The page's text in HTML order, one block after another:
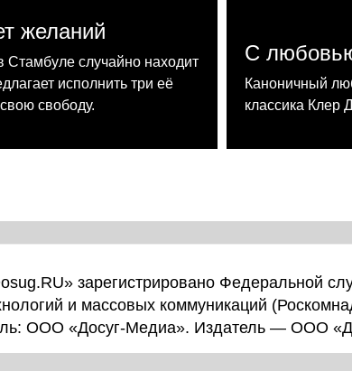
желаний
случайно находит
исполнить три её
свободу.
С
Каноничный
классика Клер
зарегистрировано Федеральной
и массовых коммуникаций
ООО «Досуг-Медиа». Издатель — ООО